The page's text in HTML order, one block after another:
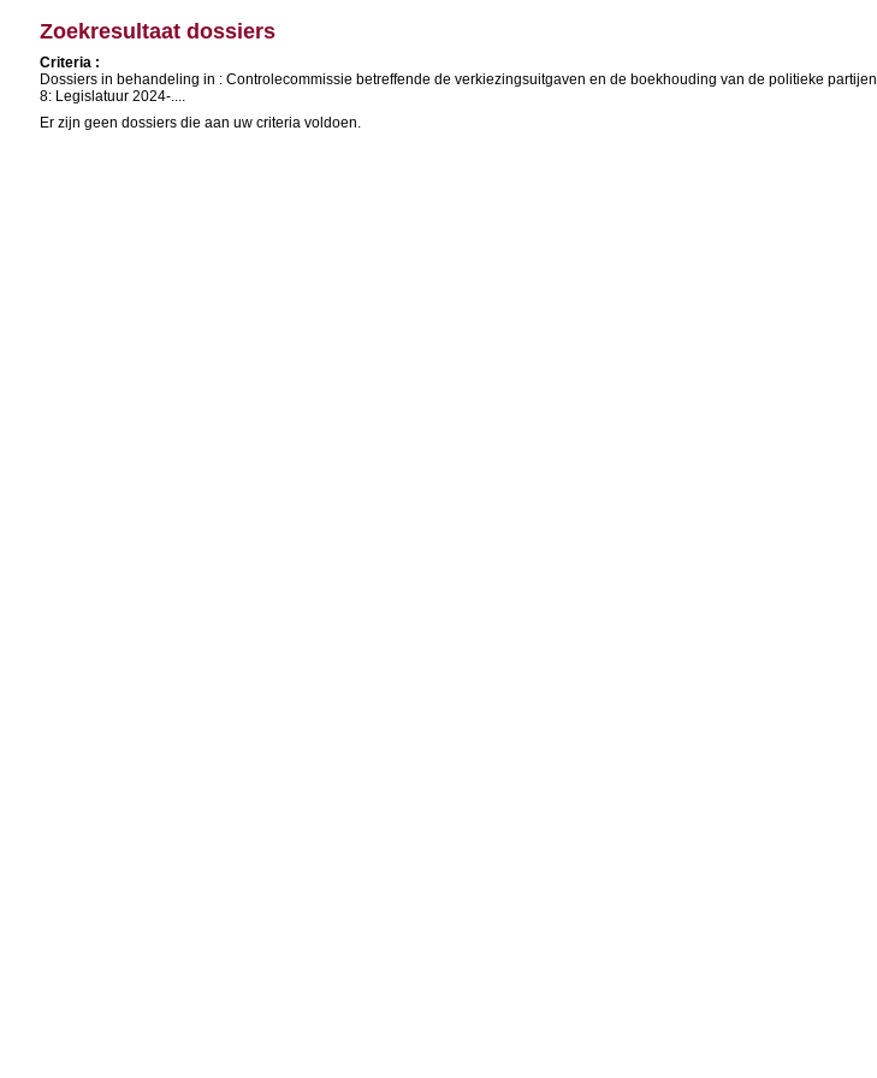
Zoekresultaat dossiers
Criteria :
Dossiers in behandeling in : Controlecommissie betreffende de verkiezingsuitgaven en de boekhouding van de politieke partijen
8: Legislatuur 2024-....
Er zijn geen dossiers die aan uw criteria voldoen.